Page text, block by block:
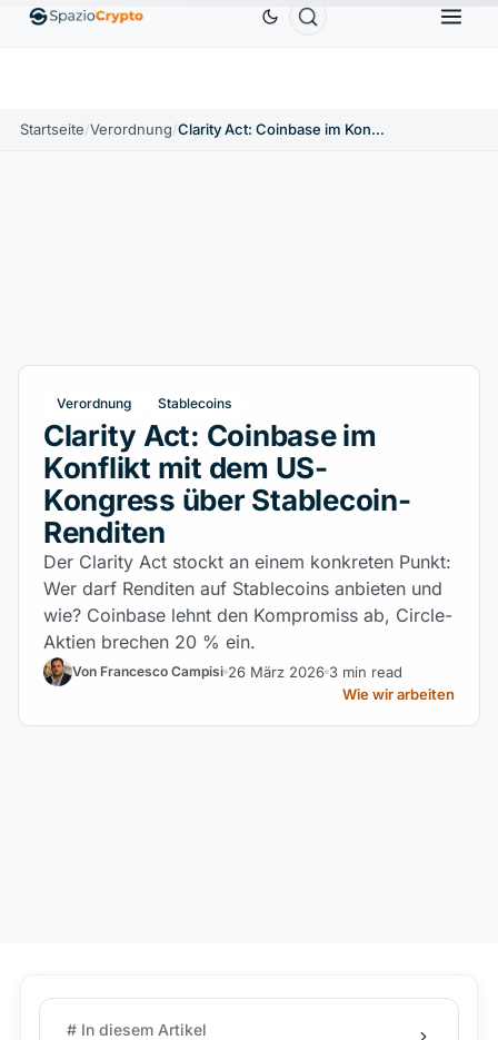
EthereumETH1.880,58 $ TetherUSDT0,9991 $ BNBBNB
Startseite/Verordnung/ Clarity Act: Coinbase im Konflikt mit dem US-Kongress über Stablecoin-Renditen
Verordnung Stablecoins
Clarity Act: Coinbase im
Konflikt mit dem US-
Kongress über Stablecoin-
Renditen
Der Clarity Act stockt an einem konkreten Punkt:
Wer darf Renditen auf Stablecoins anbieten und
wie? Coinbase lehnt den Kompromiss ab, Circle-
Aktien brechen 20 % ein.
Von Francesco Campisi 26 März 2026 3 min read
Wie wir arbeiten
# In diesem Artikel